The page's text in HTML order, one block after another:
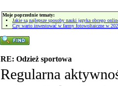
Moje poprzednie tematy:
Jakie są najlepsze sposoby nauki języka obcego
Czy warto inwestować w farmy fotowoltaiczne w
RE: Odzież sportowa
Regularna